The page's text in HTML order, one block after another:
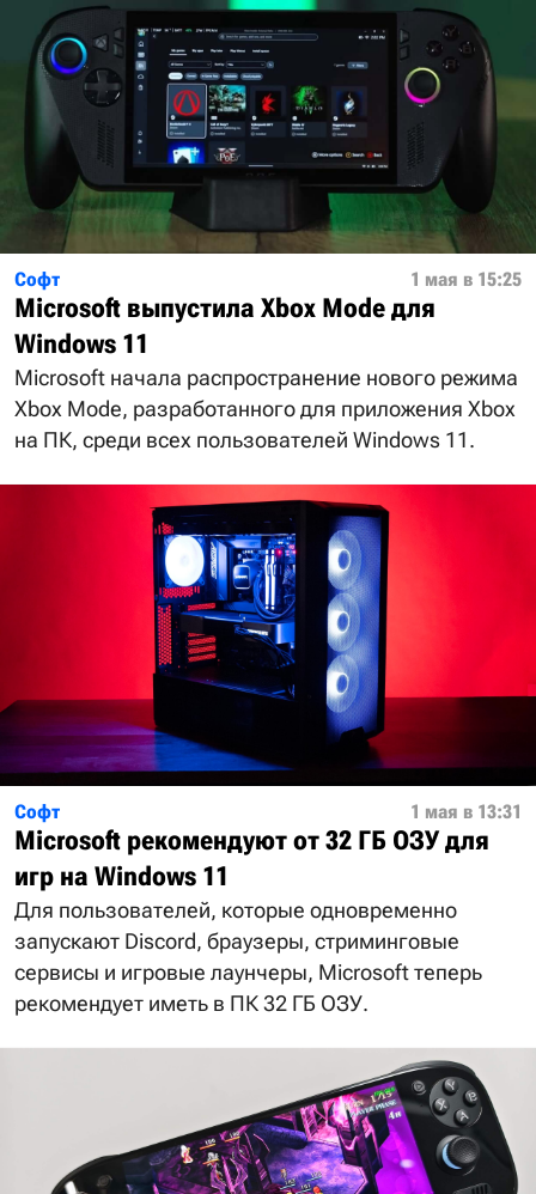
Софт 1 мая в 15:25
Microsoft выпустила Xbox Mode для
Windows 11
Microsoft начала распространение нового режима
Xbox Mode, разработанного для приложения Xbox
на ПК, среди всех пользователей Windows 11.
Софт 1 мая в 13:31
Microsoft рекомендуют от 32 ГБ ОЗУ для
игр на Windows 11
Для пользователей, которые одновременно
запускают Discord, браузеры, стриминговые
сервисы и игровые лаунчеры, Microsoft теперь
рекомендует иметь в ПК 32 ГБ ОЗУ.